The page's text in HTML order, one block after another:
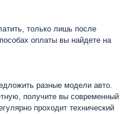
только лишь после
оплаты вы найдете на
разные модели авто.
получите вы современный
проходит технический